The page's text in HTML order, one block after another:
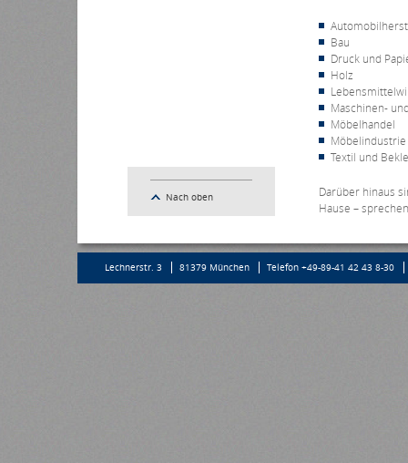
Bau
Druck und
Holz
Maschinen-
Möbelhandel
Möbelindustrie
Textil und
Darüber hinaus
Hause –
Nach oben
Lechnerstr. 3 81379 München Telefon +49-89-41 42 43 8-30